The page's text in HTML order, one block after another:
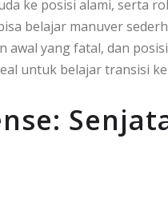
ke posisi alami, serta
belajar manuver
awal yang fatal, dan
untuk belajar transisi